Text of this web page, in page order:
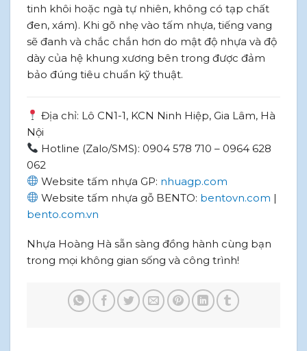
tinh khôi hoặc ngà tự nhiên, không có tạp chất
đen, xám). Khi gõ nhẹ vào tấm nhựa, tiếng vang
sẽ đanh và chắc chắn hơn do mật độ nhựa và độ
dày của hệ khung xương bên trong được đảm
bảo đúng tiêu chuẩn kỹ thuật.
Địa chỉ: Lô CN1-1, KCN Ninh Hiệp, Gia Lâm, Hà
Nội
Hotline (Zalo/SMS): 0904 578 710 – 0964 628
062
Website tấm nhựa GP: nhuagp.com
Website tấm nhựa gỗ BENTO: bentovn.com |
bento.com.vn
Nhựa Hoàng Hà sẵn sàng đồng hành cùng bạn
trong mọi không gian sống và công trình!